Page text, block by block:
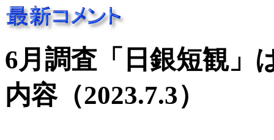
6月調査「日銀短観」
内容（2023.7.3）